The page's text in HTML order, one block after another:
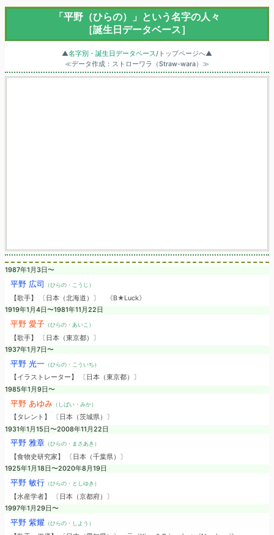
「平野（ひらの）」という名字の人々
［誕生日データベース］
▲名字別・誕生日データベース/トップページへ▲
≪データ作成：ストローワラ（Straw-wara）≫
1987年1月3日〜
平野 広司 （ひらの・こうじ）
【歌手】 〔日本（北海道）〕
《B★Luck》
1919年1月4日〜1981年11月22日
平野 愛子（ひらの・あいこ）
【歌手】 〔日本（東京都）〕
1937年1月7日〜
平野 光一（ひらの・こういち）
【イラストレーター】 〔日本（東京都）〕
1985年1月9日〜
平野 あゆみ（しばい・みか）
【タレント】 〔日本（茨城県）〕
1931年1月15日〜2008年11月22日
平野 雅章（ひらの・まさあき）
【食物史研究家】 〔日本（千葉県）〕
1925年1月18日〜2020年8月19日
平野 敏行（ひらの・としゆき）
【水産学者】 〔日本（京都府）〕
1997年1月29日〜
平野 紫耀 （ひらの・しよう）